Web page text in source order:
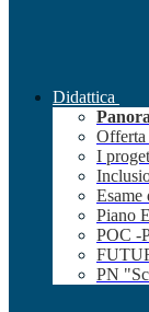
Didattica
Offerta
I
Esame
Piano
POC -
PN